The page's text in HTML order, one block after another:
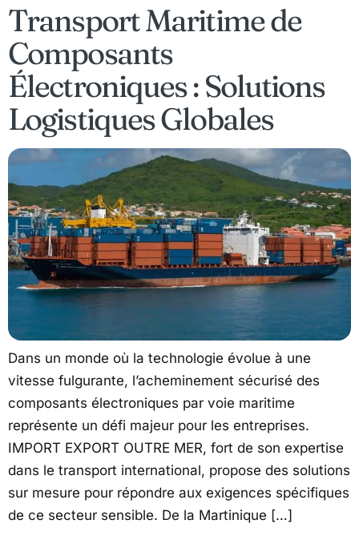
Transport Maritime de
Composants
Électroniques : Solutions
Logistiques Globales
Dans un monde où la technologie évolue à une
vitesse fulgurante, l’acheminement sécurisé des
composants électroniques par voie maritime
représente un défi majeur pour les entreprises.
IMPORT EXPORT OUTRE MER, fort de son expertise
dans le transport international, propose des solutions
sur mesure pour répondre aux exigences spécifiques
de ce secteur sensible. De la Martinique […]